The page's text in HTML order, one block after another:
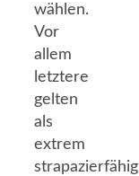
wählen.
Vor
allem
letztere
gelten
als
extrem
strapazierfähig